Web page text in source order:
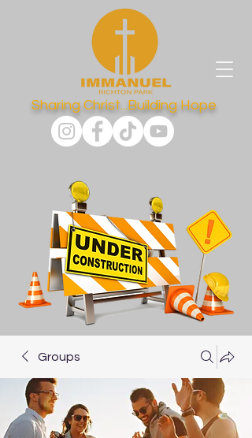
Sharing Christ...Building Hope
Groups